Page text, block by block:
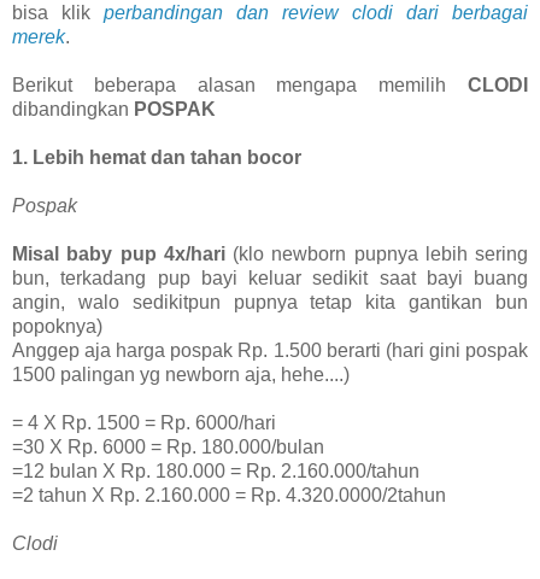
bisa klik perbandingan dan review clodi dari berbagai
merek.
Berikut beberapa alasan mengapa memilih CLODI
dibandingkan POSPAK
1. Lebih hemat dan tahan bocor
Pospak
Misal baby pup 4x/hari(klo newborn pupnya lebih sering
bun, terkadang pup bayi keluar sedikit saat bayi buang
angin, walo sedikitpun pupnya tetap kita gantikan bun
popoknya)
Anggep aja harga pospak Rp. 1.500 berarti (hari gini pospak
1500 palingan yg newborn aja, hehe....)
= 4 X Rp. 1500 = Rp. 6000/hari
=30 X Rp. 6000 = Rp. 180.000/bulan
=12 bulan X Rp. 180.000 = Rp. 2.160.000/tahun
=2 tahun X Rp. 2.160.000 = Rp. 4.320.0000/2tahun
Clodi